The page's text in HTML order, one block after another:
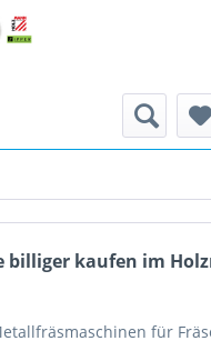
billiger kaufen im
für